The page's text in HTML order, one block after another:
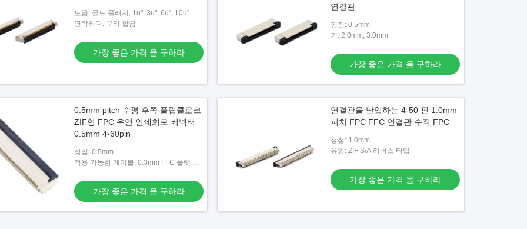
도금: 골드 플래시, 1u", 3u", 6u", 10u"
연락하다: 구리 합금
가장 좋은 가격 을 구하라
연결관
정점: 0.5mm
키: 2.0mm, 3.0mm
가장 좋은 가격 을 구하라
0.5mm pitch 수평 후쪽 플립클로크
ZIF형 FPC 유연 인쇄회로 커넥터
0.5mm 4-60pin
정점: 0.5mm
적용 가능한 케이블: 0.3mm FFC 플랫 유
가장 좋은 가격 을 구하라
연결관을 난입하는 4-50 핀 1.0mm
피치 FPC FFC 연결관 수직 FPC
정점: 1.0mm
유형: ZIF S/A 리버스 타입
가장 좋은 가격 을 구하라